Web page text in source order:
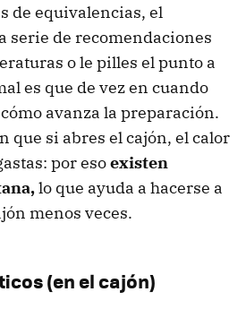
de equivalencias, el
serie de recomendaciones
o le pilles el punto a
es que de vez en cuando
avanza la preparación.
que si abres el cajón, el calor
por esoexisten
lo que ayuda a hacerse a
menos veces.
(en el cajón)